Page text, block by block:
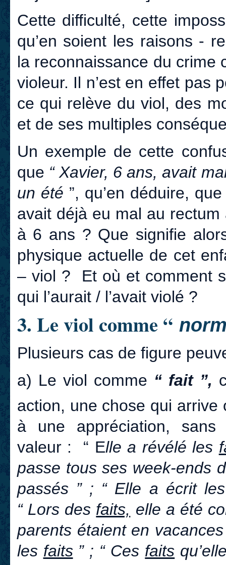
Cette difficulté, cette
qu’en soient les raisons -
la reconnaissance du crime
violeur. Il n’est en effet pas
ce qui relève du viol, des
et de ses multiples
Un exemple de cette
que “ Xavier, 6 ans, avait
un été ”, qu’en déduire,
avait déjà eu mal au
à 6 ans ? Que signifie
physique actuelle de cet
– viol ? Et où et comment
qui l’aurait / l’avait violé ?
3. Le viol comme “
Plusieurs cas de figure
a) Le viol comme “ fait ”,
action, une chose qui
à une appréciation, sans
valeur : “ Elle a révélé les
passe tous ses week-ends
passés ” ; “ Elle a écrit
“ Lors des faits, elle a été
parents étaient en
les faits” ; “ Ces faits